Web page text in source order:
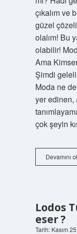
çıkalım ve
güzel
olalım! Bu
olabilir!
Ama
Şimdi
Moda ne
yer edinen,
çok şeyin
Devamını
Lodos
eser ?
Tarih: Kasım